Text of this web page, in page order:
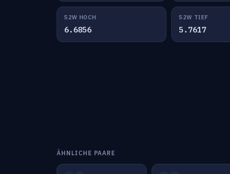
52W HOCH
6.6856
52W TIEF
5.7617
ÄHNLICHE PAARE